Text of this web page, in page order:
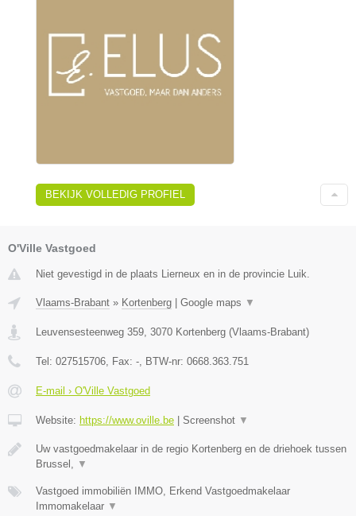
BEKIJK VOLLEDIG PROFIEL
O'Ville Vastgoed
Niet gevestigd in de plaats Lierneux en in de provincie Luik.
Vlaams-Brabant » Kortenberg Google maps ▼
Leuvensesteenweg 359, 3070 Kortenberg (Vlaams-Brabant)
Tel: 027515706, Fax: -, BTW-nr: 0668.363.751
E-mail › O'Ville Vastgoed
Website: https://www.oville.be Screenshot ▼
Uw vastgoedmakelaar in de regio Kortenberg en de driehoek tussen
Brussel, ▼
Vastgoed immobiliën IMMO, Erkend Vastgoedmakelaar
Immomakelaar ▼